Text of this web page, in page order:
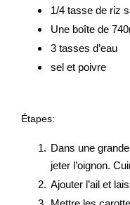
1/4 tasse de riz
Une boîte de
3 tasses d’eau
sel et poivre
Étapes:
Dans une
jeter l’oignon.
Ajouter l’ail et